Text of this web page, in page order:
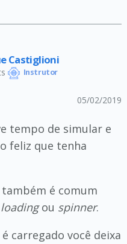
Castiglioni
Instrutor
05/02/2019
tempo de simular e
feliz que tenha
também é comum
loadingou spinner.
carregado você deixa